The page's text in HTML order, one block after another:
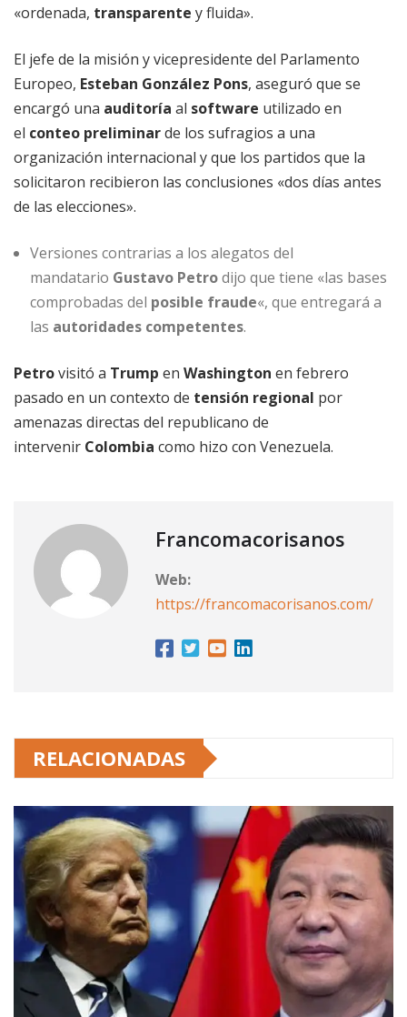
«ordenada, transparente y fluida».
El jefe de la misión y vicepresidente del Parlamento
Europeo, Esteban González Pons, aseguró que se
encargó una auditoría al software utilizado en
el conteo preliminarde los sufragios a una
organización internacional y que los partidos que la
solicitaron recibieron las conclusiones «dos días antes
de las elecciones».
Versiones contrarias a los alegatos del
mandatario Gustavo Petrodijo que tiene «las bases
comprobadas del posible fraude«, que entregará a
las autoridades competentes.
Petrovisitó a Trump en Washington en febrero
pasado en un contexto de tensión regional por
amenazas directas del republicano de
intervenir Colombia como hizo con Venezuela.
Francomacorisanos
Web:
https://francomacorisanos.com/
RELACIONADAS